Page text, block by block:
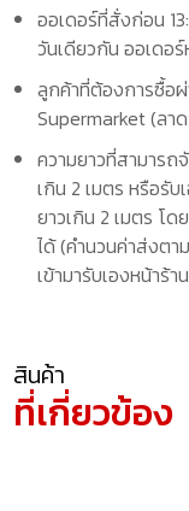
ออเดอร์ที่สั่งก่อน
วันเดียวกัน ออเดอ
ลูกค้าที่ต้องการซื้อผ่
Supermarket (ลา
ความยาวที่สามาร
เกิน 2 เมตร หรือรั
ยาวเกิน 2 เมตร โ
ได้ (คำนวนค่าส่งต
เข้ามารับเองหน้าร้าน
สินค้า
ที่เกี่ยวข้อง